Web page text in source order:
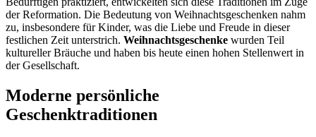
der Reformation. Die Bedeutung von Weihnachtsgeschenken nahm
zu, insbesondere für Kinder, was die Liebe und Freude in dieser
festlichen Zeit unterstrich. Weihnachtsgeschenke wurden Teil
kultureller Bräuche und haben bis heute einen hohen Stellenwert in
der Gesellschaft.
Moderne persönliche
Geschenktraditionen